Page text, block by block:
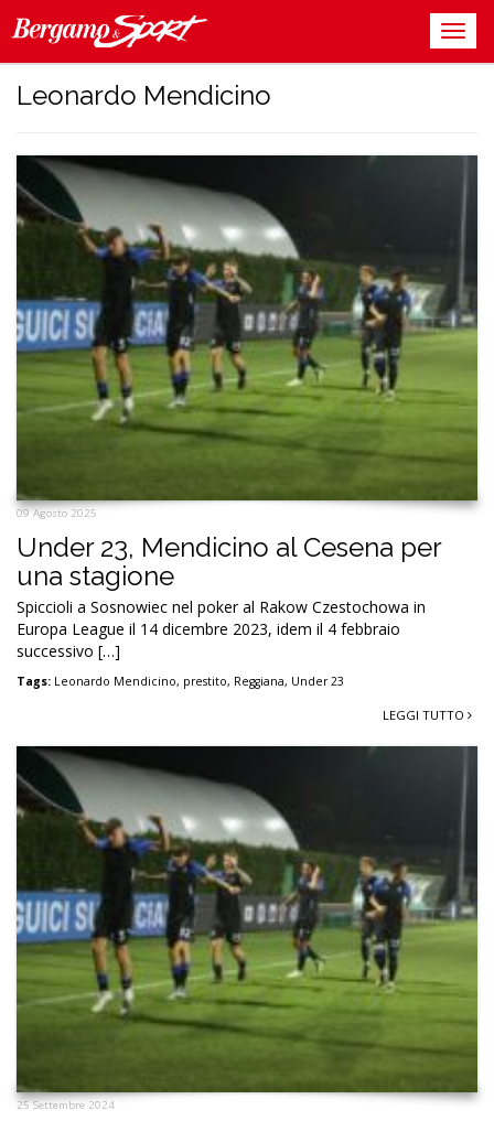
Leonardo Mendicino
09 Agosto 2025
Under 23, Mendicino al Cesena per
una stagione
Spiccioli a Sosnowiec nel poker al Rakow Czestochowa in
Europa League il 14 dicembre 2023, idem il 4 febbraio
successivo […]
Tags: Leonardo Mendicino, prestito, Reggiana, Under 23
LEGGI TUTTO
25 Settembre 2024